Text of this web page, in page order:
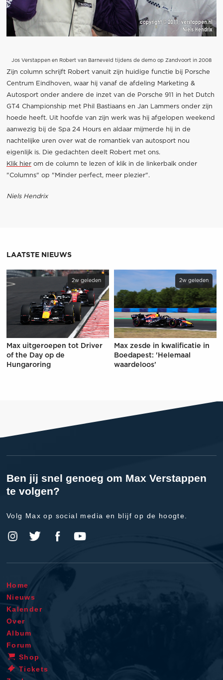
Jos Verstappen en Robert van Barneveld tijdens de demo op Zandvoort in 2008
Zijn column schrijft Robert vanuit zijn huidige functie bij Porsche
Centrum Eindhoven, waar hij vanaf de afdeling Marketing &
Autosport onder andere de inzet van de Porsche 911 in het Dutch
GT4 Championship met Phil Bastiaans en Jan Lammers onder zijn
hoede heeft. Uit hoofde van zijn werk was hij afgelopen weekend
aanwezig bij de Spa 24 Hours en aldaar mijmerde hij in de
nachtelijke uren over wat de romantiek van autosport nou
eigenlijk is. Die gedachten deelt Robert met ons.
Klik hierom de column te lezen of klik in de linkerbalk onder
"Columns" op "Minder perfect, meer plezier".
Niels Hendrix
LAATSTE NIEUWS
2w geleden
Max uitgeroepen tot Driver
of the Day op de
Hungaroring
2w geleden
Max zesde in kwalificatie in
Boedapest: 'Helemaal
waardeloos'
Ben jij snel genoeg om Max Verstappen
te volgen?
Volg Max op social media en blijf op de hoogte.
Home
Nieuws
Kalender
Over
Album
Forum
Shop
Tickets